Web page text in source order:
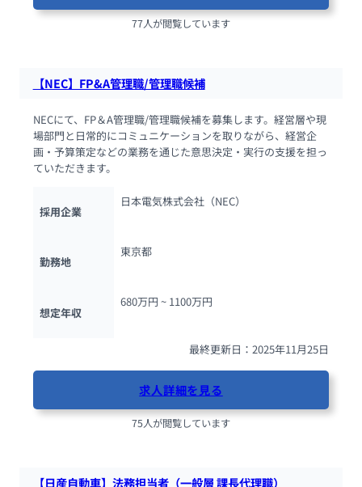
77人が閲覧しています
【NEC】FP&A管理職/管理職候補
NECにて、FP＆A管理職/管理職候補を募集します。経営層や現
場部門と日常的にコミュニケーションを取りながら、経営企
画・予算策定などの業務を通じた意思決定・実行の支援を担っ
ていただきます。
採用企業
日本電気株式会社（NEC）
勤務地
東京都
想定年収
680万円 ~ 1100万円
最終更新日：2025年11月25日
求人詳細を見る
75人が閲覧しています
【日産自動車】法務担当者（一般層 課長代理職）